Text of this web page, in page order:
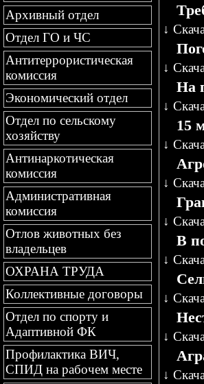
Архивный отдел
Отдел ГО и ЧС
Антитеррористическая
комиссия
Экономический отдел
Отдел по сельскому
хозяйству
Антинаркотическая
комиссия
Административная
комиссия
Отлов животных без
владельцев
ОХРАНА ТРУДА
Коллективные договоры
Отдел по спорту и
Адаптивной ФК
Профилактика ВИЧ,
СПИД на рабочем месте
↓
↓
На
↓
15
↓
↓
↓
В
↓
↓
↓
↓